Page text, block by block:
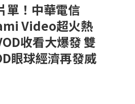
單！中華電信
Video超火熱
收看大爆發 雙
眼球經濟再發威